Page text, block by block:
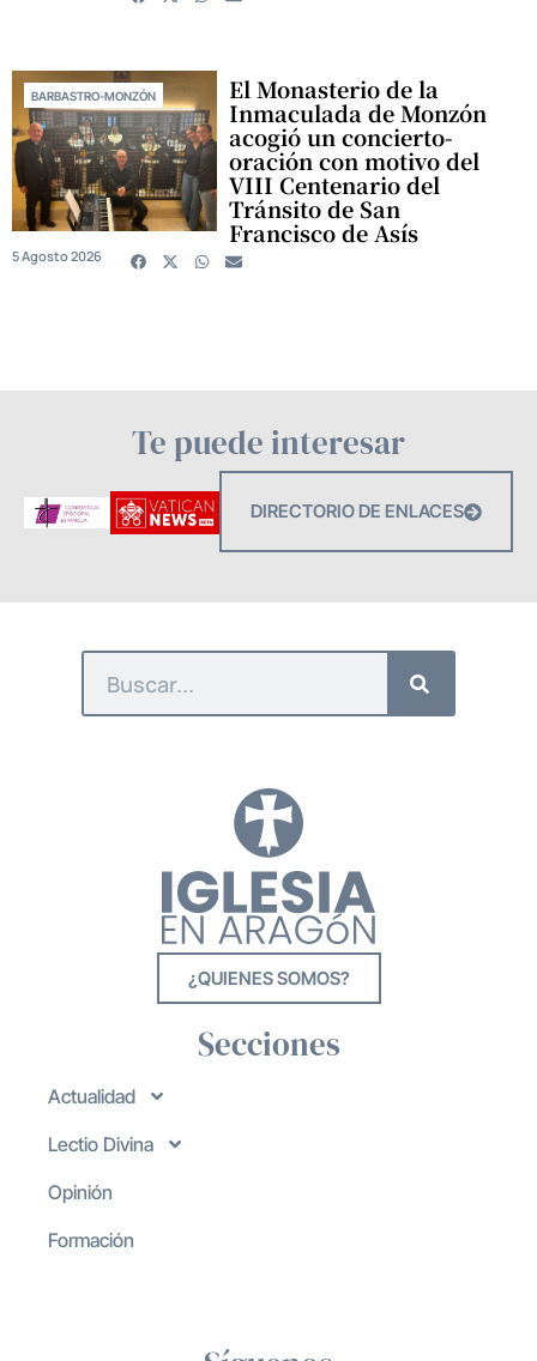
BARBASTRO-MONZÓN El Monasterio de la
Inmaculada de Monzón
acogió un concierto-
oración con motivo del
VIII Centenario del
Tránsito de San
Francisco de Asís
5 Agosto 2026
Te puede interesar
DIRECTORIO DE ENLACES
¿QUIENES SOMOS?
Secciones
Actualidad
Lectio Divina
Opinión
Formación